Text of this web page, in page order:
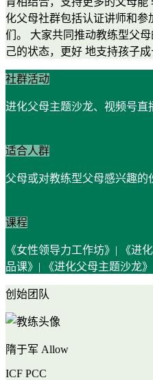
化父母社群包括认证讲师和参
们。 大家共同推动教练型父
己的状态，更好 地支持孩子成
社群活动
进化父母主题沙龙、视频号直
适合人群
父母或对教练型父母感兴趣的
课程
《女性领导力工作坊》| 《进
品课》| 《进化父母主题沙龙》
创始团队
隋于军 Allow
ICF PCC